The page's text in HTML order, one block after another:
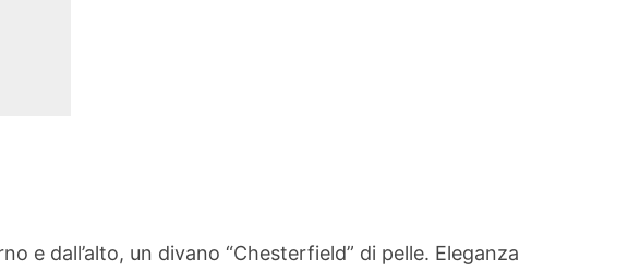
e dall’alto, un divano “Chesterfield” di pelle. Eleganza